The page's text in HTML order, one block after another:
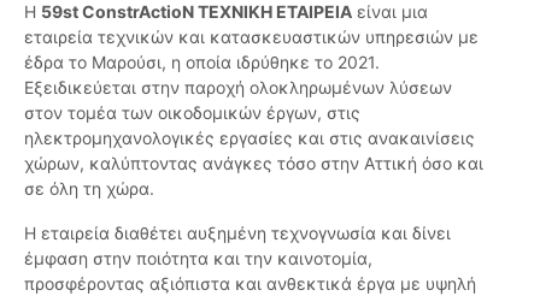
Η 59st ConstrActioN ΤΕΧΝΙΚΗ ΕΤΑΙΡΕΙΑ είναι μια
εταιρεία τεχνικών και κατασκευαστικών υπηρεσιών με
έδρα το Μαρούσι, η οποία ιδρύθηκε το 2021.
Εξειδικεύεται στην παροχή ολοκληρωμένων λύσεων
στον τομέα των οικοδομικών έργων, στις
ηλεκτρομηχανολογικές εργασίες και στις ανακαινίσεις
χώρων, καλύπτοντας ανάγκες τόσο στην Αττική όσο και
σε όλη τη χώρα.
Η εταιρεία διαθέτει αυξημένη τεχνογνωσία και δίνει
έμφαση στην ποιότητα και την καινοτομία,
προσφέροντας αξιόπιστα και ανθεκτικά έργα με υψηλή